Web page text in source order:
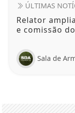
ÚLTIMAS
Relator
e comissão
Sala de